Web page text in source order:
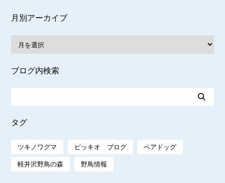
月別アーカイブ
ブログ内検索
タグ
ツキノワグマ ピッキオ ブログ ベアドッグ
軽井沢野鳥の森 野鳥情報